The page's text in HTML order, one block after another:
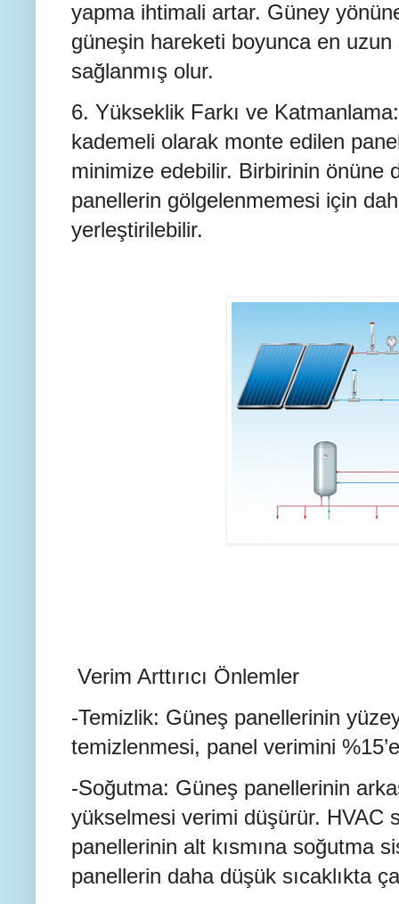
yapma ihtimali artar. Güney
güneşin hareketi boyunca en uzun
sağlanmış olur.
6. Yükseklik Farkı ve
kademeli olarak monte edilen
minimize edebilir. Birbirinin önüne
panellerin gölgelenmemesi için
yerleştirilebilir.
Verim Arttırıcı Önlemler
-Temizlik: Güneş panellerinin
temizlenmesi, panel verimini
-Soğutma: Güneş panellerinin
yükselmesi verimi düşürür. HVAC
panellerinin alt kısmına soğutma
panellerin daha düşük sıcaklıkta